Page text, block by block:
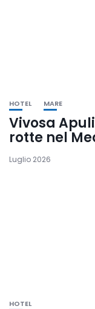
HOTEL MARE
Vivosa
rotte nel
Luglio 2026
HOTEL